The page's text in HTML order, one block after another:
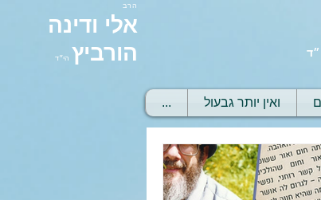
הרב
אלי ודינה
הורביץ הי״ד
ואין יותר גבעול ...